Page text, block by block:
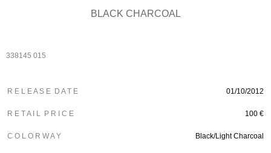
BLACK CHARCOAL
338145 015
R E L E A S E D A T E 01/10/2012
R E T A I L P R I C E 100 €
C O L O R W A Y Black/Light Charcoal